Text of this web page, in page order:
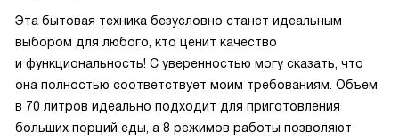
Эта бытовая техника безусловно станет идеальным
выбором для любого, кто ценит качество
и функциональность! С уверенностью могу сказать, что
она полностью соответствует моим требованиям. Объем
в 70 литров идеально подходит для приготовления
больших порций еды, а 8 режимов работы позволяют